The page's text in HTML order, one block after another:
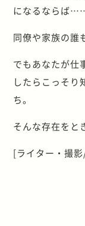
になるならば
同僚や家族の誰
でもあなたが仕
したらこっそり
ち。
そんな存在をと
[ライター・撮